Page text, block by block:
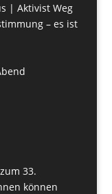
| Aktivist Weg
– es ist
33.
können